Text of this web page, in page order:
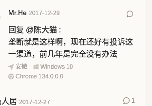
Mr.He 2017-12-29
回复 @陈大猫 :
垄断就是这样啊，现在还好有投诉这
一渠道，前几年是完全没有办法
安徽
Windows 10
Chrome 134.0.0.0
居 2017-12-27 1